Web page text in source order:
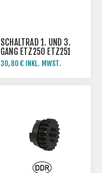
SCHALTRAD 1. UND 3.
GANG ETZ250 ETZ251
TS250/1
30,80 € INKL. MWST.